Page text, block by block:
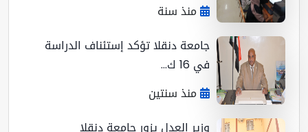
منذ سنة
جامعة دنقلا تؤكد إستئناف الدراسة
في 16 ك...
منذ سنتين
وزير العدل يزور جامعة دنقلا